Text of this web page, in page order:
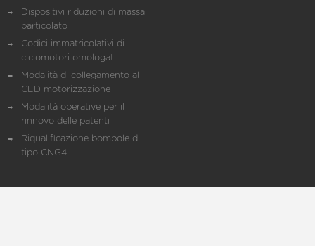
Dispositivi riduzioni di massa
particolato
Codici immatricolativi di
ciclomotori omologati
Modalità di collegamento al
CED motorizzazione
Modalità operative per il
rinnovo delle patenti
Riqualificazione bombole di
tipo CNG4